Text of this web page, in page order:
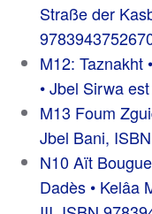
Straße der
M12: Taznakht
• Jbel Sirwa
M13 Foum
Jbel Bani,
N10 Aït
Dadès • Kelâa